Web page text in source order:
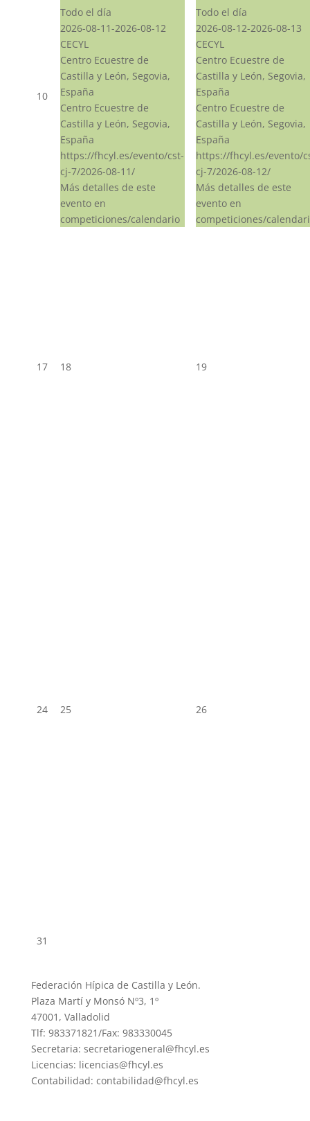
10
Todo el día
2026-08-11-2026-08-12
CECYL
Centro Ecuestre de
Castilla y León, Segovia,
España
Centro Ecuestre de
Castilla y León, Segovia,
España
https://fhcyl.es/evento/cst-
cj-7/2026-08-11/
Más detalles de este
evento en
competiciones/calendario
Todo el día
2026-08-12-2026-08-13
CECYL
Centro Ecuestre de
Castilla y León, Segovia,
España
Centro Ecuestre de
Castilla y León, Segovia,
España
https://fhcyl.es/evento/
cj-7/2026-08-12/
Más detalles de este
evento en
competiciones/
17 18 19
24 25 26
31
Federación Hípica de Castilla y León.
Plaza Martí y Monsó Nº3, 1º
47001, Valladolid
Tlf: 983371821/Fax: 983330045
Secretaria: secretariogeneral@fhcyl.es
Licencias: licencias@fhcyl.es
Contabilidad: contabilidad@fhcyl.es